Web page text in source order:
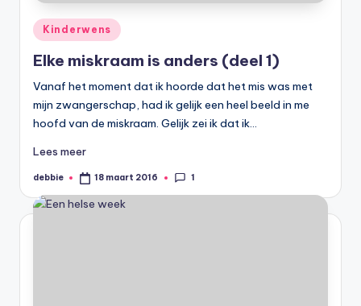
Geplaatst
in
Kinderwens
Elke miskraam is anders (deel 1)
Vanaf het moment dat ik hoorde dat het mis was met
mijn zwangerschap, had ik gelijk een heel beeld in me
hoofd van de miskraam. Gelijk zei ik dat ik…
Lees meer
Geplaatst
debbie 18 maart 2016 1